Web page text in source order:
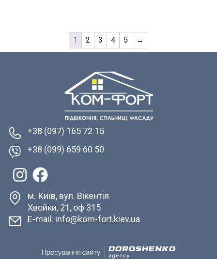
1 2 3 4 5 →
+38 (097) 165 72 15
+38 (099) 659 60 50
м. Київ, вул. Вікентія
Хвойки, 21, оф 315
E-mail: info@kom-fort.kiev.ua